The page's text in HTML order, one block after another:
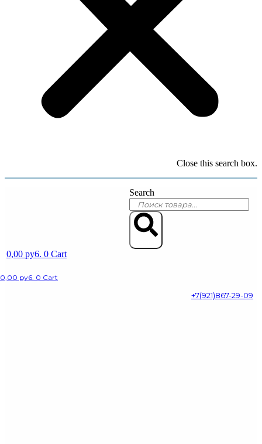
Close this search box.
Search
0,00 py6. 0 Cart
0,00 py6. 0 Cart
+7(921)867-29-09